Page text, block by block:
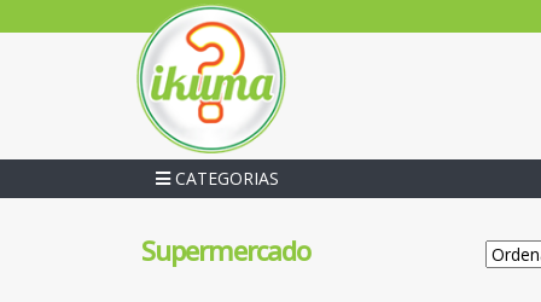
CATEGORIAS
Supermercado